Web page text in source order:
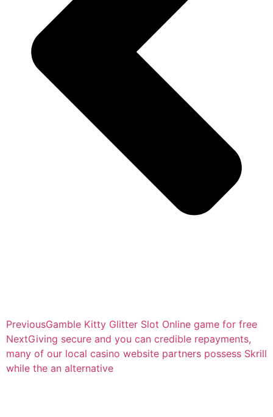
PreviousGamble Kitty Glitter Slot Online game for free
NextGiving secure and you can credible repayments,
many of our local casino website partners possess Skrill
while the an alternative